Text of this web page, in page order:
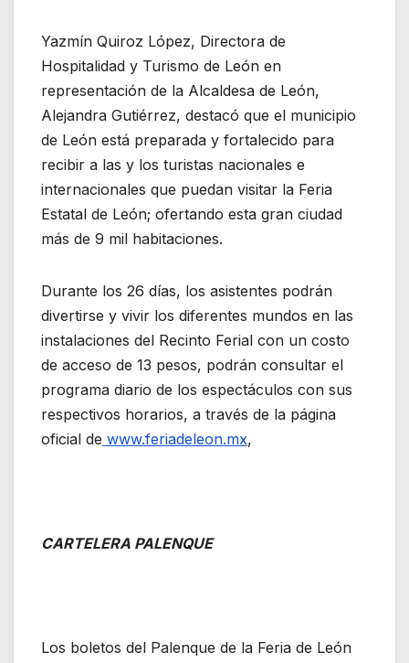
Yazmín Quiroz López, Directora de
Hospitalidad y Turismo de León en
representación de la Alcaldesa de León,
Alejandra Gutiérrez, destacó que el municipio
de León está preparada y fortalecido para
recibir a las y los turistas nacionales e
internacionales que puedan visitar la Feria
Estatal de León; ofertando esta gran ciudad
más de 9 mil habitaciones.
Durante los 26 días, los asistentes podrán
divertirse y vivir los diferentes mundos en las
instalaciones del Recinto Ferial con un costo
de acceso de 13 pesos, podrán consultar el
programa diario de los espectáculos con sus
respectivos horarios, a través de la página
oficial de www.feriadeleon.mx,
CARTELERA PALENQUE
Los boletos del Palenque de la Feria de León